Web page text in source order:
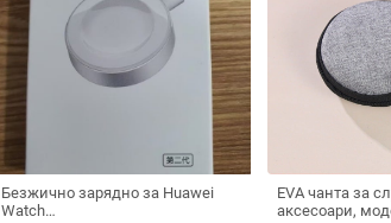
Безжично зарядно за Huawei
Watch
EVA чанта за
аксесоари,